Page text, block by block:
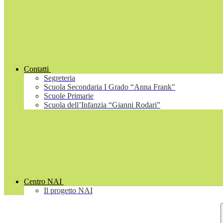
Contatti
Segreteria
Scuola Secondaria I Grado “Anna Frank"
Scuole Primarie
Scuola dell’Infanzia “Gianni Rodari”
Centro NAI
Il progetto NAI